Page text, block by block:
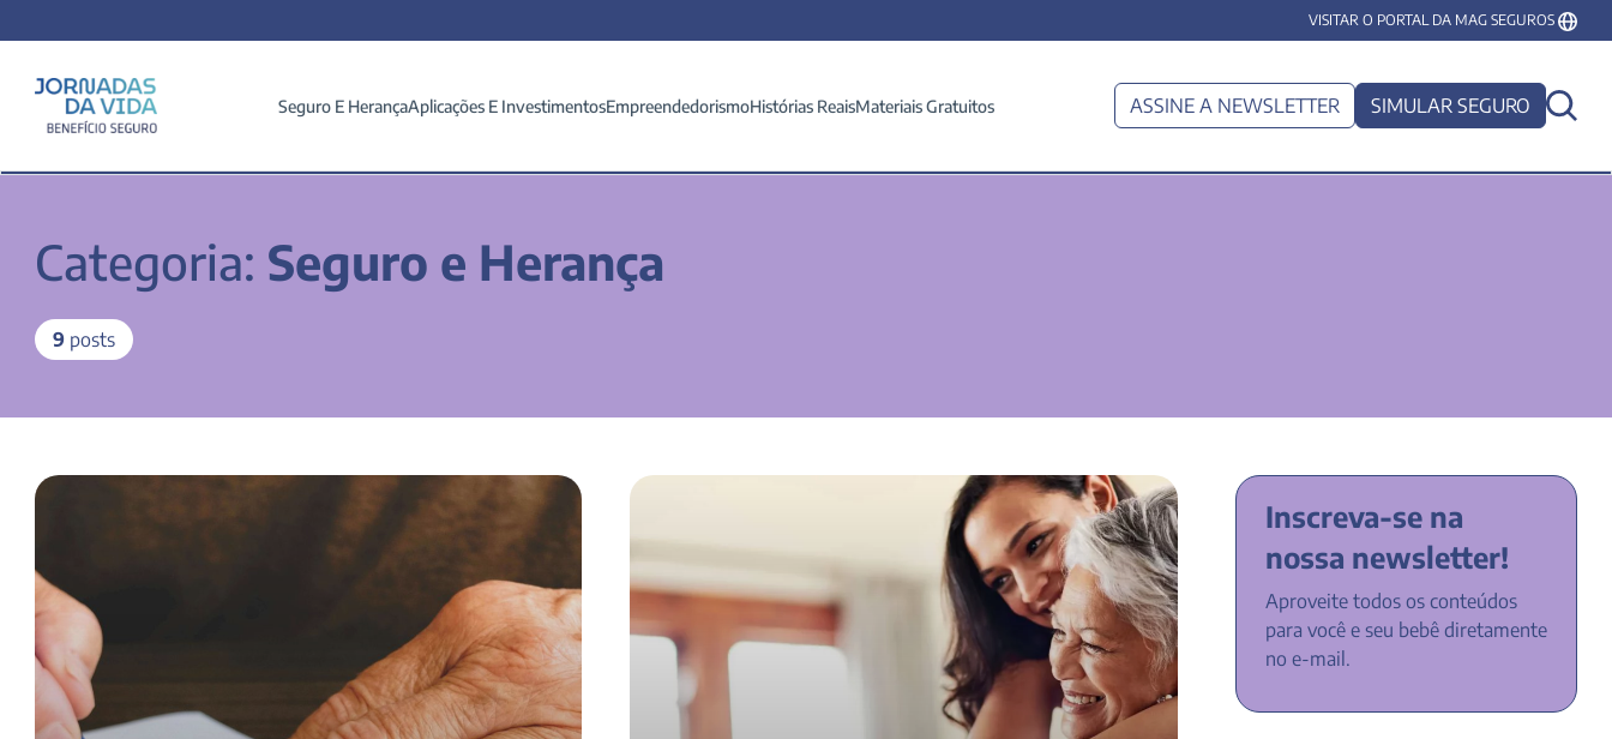
VISITAR O PORTAL DA MAG SEGUROS
Seguro E HerançaAplicações E InvestimentosEmpreendedorismoHistórias ReaisMateriais Gratuitos ASSINE A NEWSLETTER SIMULAR SEGURO
Categoria: Seguro e Herança
9 posts
Testamento pode ser contestado por herdeiros? Nós te
Benefícios do seguro de vida: aprenda a administrá-los
Inscreva-se na
nossa newsletter!
Aproveite todos os conteúdos
para você e seu bebê diretamente
no e-mail.